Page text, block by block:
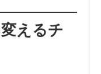
えるチ